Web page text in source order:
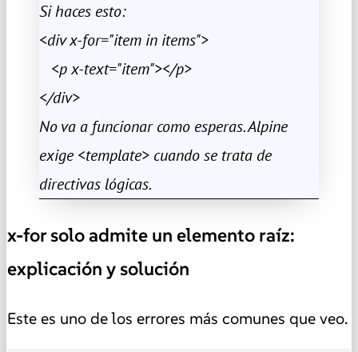
Si haces esto:
<div x-for="item in items">
<p x-text="item"></p>
</div>
No va a funcionar como esperas. Alpine
exige <template> cuando se trata de
directivas lógicas.
x-for solo admite un elemento raíz:
explicación y solución
Este es uno de los errores más comunes que veo.